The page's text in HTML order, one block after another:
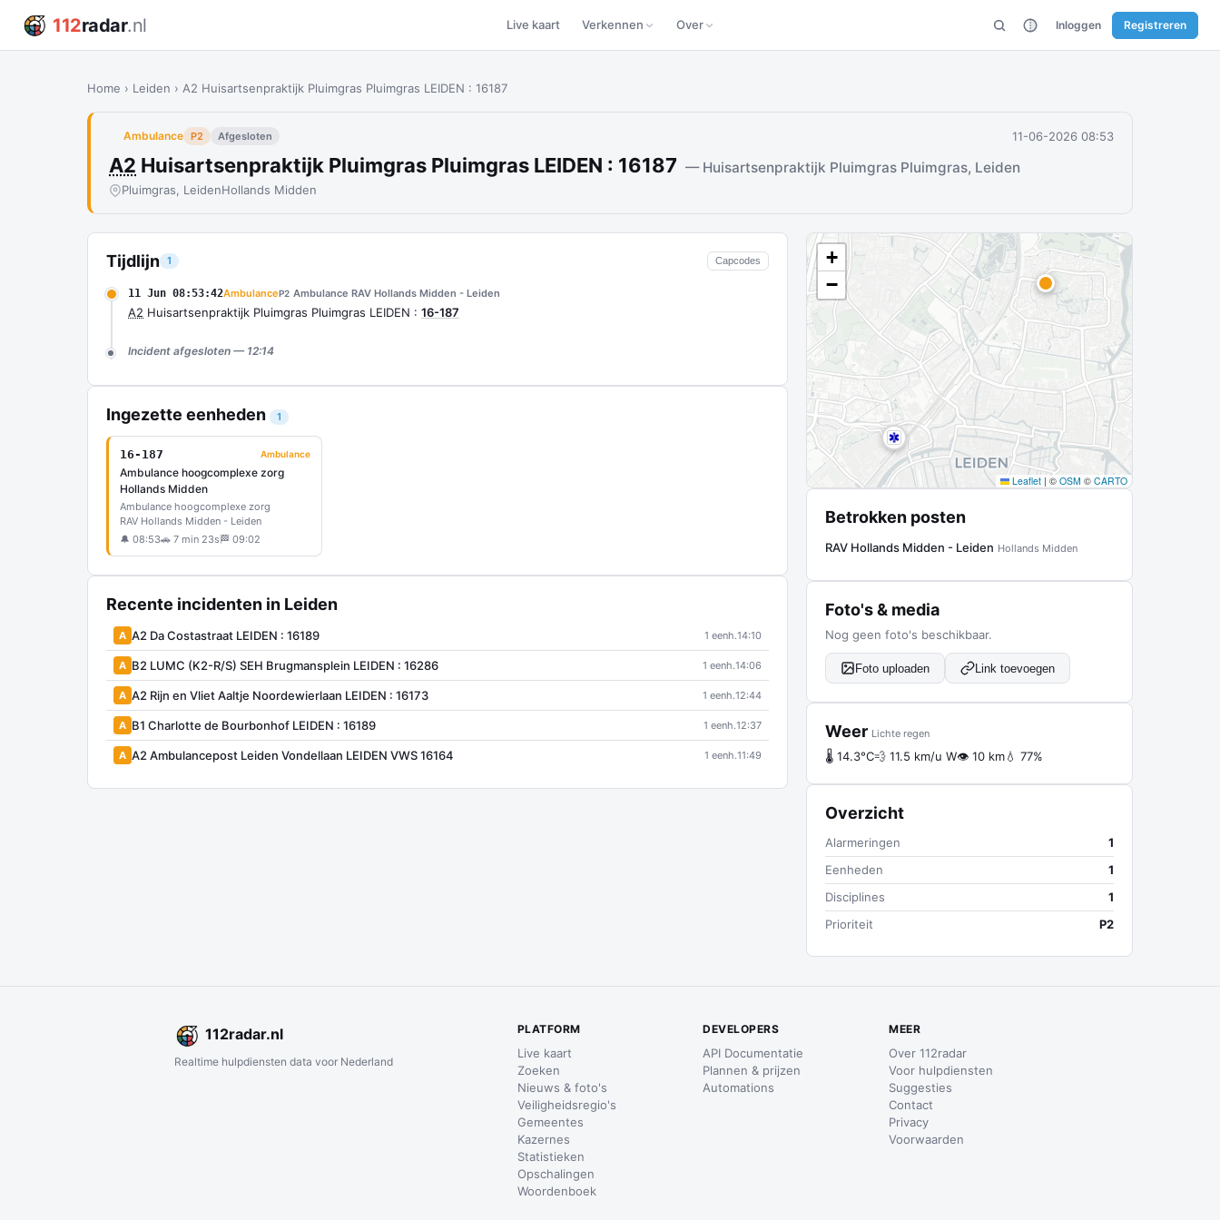
112radar.nl Live kaart Verkennen Over Inloggen Registreren
Home › Leiden › A2 Huisartsenpraktijk Pluimgras Pluimgras LEIDEN : 16187
Ambulance P2 Afgesloten 11-06-2026 08:53
A2 Huisartsenpraktijk Pluimgras Pluimgras LEIDEN : 16187 — Huisartsenpraktijk Pluimgras Pluimgras, Leiden
Pluimgras, LeidenHollands Midden
Tijdlijn 1 Capcodes
11 Jun 08:53:42AmbulanceP2 Ambulance RAV Hollands Midden - Leiden
A2 Huisartsenpraktijk Pluimgras Pluimgras LEIDEN : 16-187
Incident afgesloten — 12:14
Ingezette eenheden 1
16-187 Ambulance
Ambulance hoogcomplexe zorg
Hollands Midden
Ambulance hoogcomplexe zorg
RAV Hollands Midden - Leiden
🔔 08:53🚗 7 min 23s 🏁 09:02
Recente incidenten in Leiden
A A2 Da Costastraat LEIDEN : 16189 1 eenh.14:10
A B2 LUMC (K2-R/S) SEH Brugmansplein LEIDEN : 16286 1 eenh.14:06
A A2 Rijn en Vliet Aaltje Noordewierlaan LEIDEN : 16173 1 eenh.12:44
A B1 Charlotte de Bourbonhof LEIDEN : 16189 1 eenh.12:37
A A2 Ambulancepost Leiden Vondellaan LEIDEN VWS 16164 1 eenh.11:49
+
−
Leaflet | © OSM © CARTO
Betrokken posten
RAV Hollands Midden - Leiden Hollands Midden
Foto's & media
Nog geen foto's beschikbaar.
Foto uploaden Link toevoegen
Weer Lichte regen
🌡 14.3°C💨 11.5 km/u W👁 10 km💧 77%
Overzicht
Alarmeringen
1
Eenheden
1
Disciplines
1
Prioriteit
P2
112radar.nl
Realtime hulpdiensten data voor Nederland
PLATFORM
Live kaart
Zoeken
Nieuws & foto's
Veiligheidsregio's
Gemeentes
Kazernes
Statistieken
Opschalingen
Woordenboek
DEVELOPERS
API Documentatie
Plannen & prijzen
Automations
MEER
Over 112radar
Voor hulpdiensten
Suggesties
Contact
Privacy
Voorwaarden